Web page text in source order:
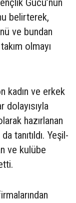
Gücü’nün
belirterek,
ve bundan
olmayı
kadın ve erkek
dolayısıyla
hazırlanan
tanıtıldı. Yeşil-
ve kulübe